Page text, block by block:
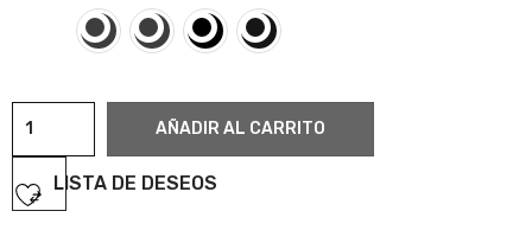
Rosa
sencilla
7
AÑADIR AL CARRITO
LISTA DE DESEOS